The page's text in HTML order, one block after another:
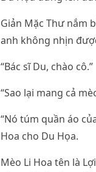
Giản Mặc Thư nắm
anh không nhịn
“Bác sĩ Du, chào cô.”
“Sao lại mang cả
“Nó túm quần áo
Hoa cho Du Họa.
Mèo Li Hoa tên là